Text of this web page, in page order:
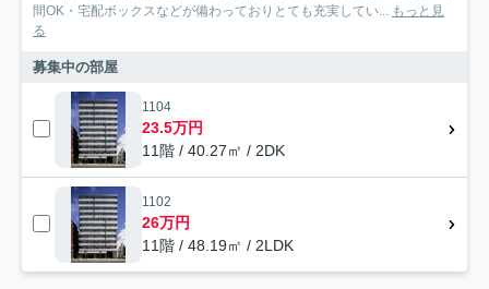
間OK・宅配ボックスなどが備わっておりとても充実してい... もっと見
る
募集中の部屋
1104
23.5万円
11階 / 40.27㎡ / 2DK
1102
26万円
11階 / 48.19㎡ / 2LDK